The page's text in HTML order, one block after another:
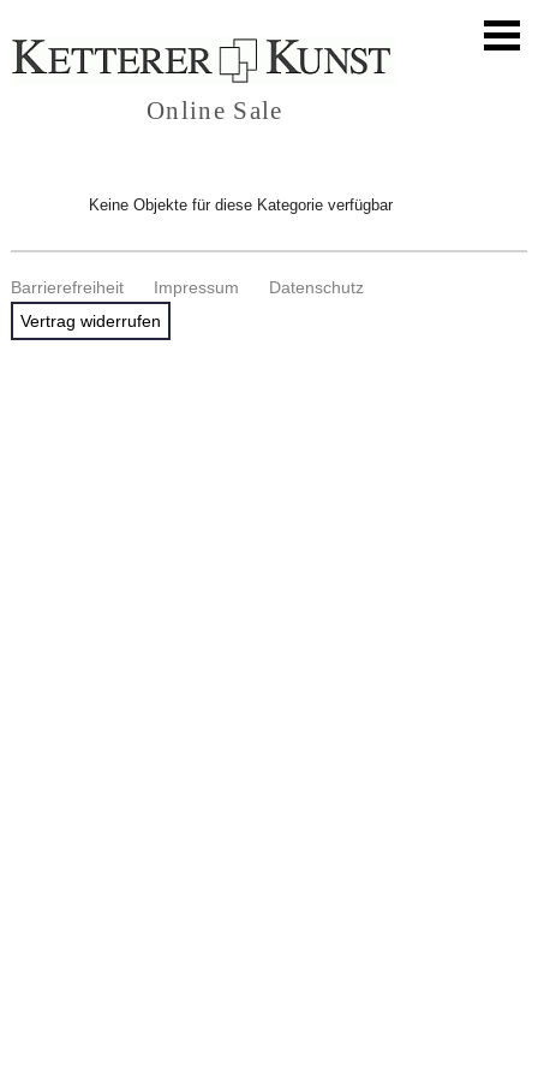
Online Sale
Keine Objekte für diese Kategorie verfügbar
Barrierefreiheit Impressum
Datenschutz
Vertrag widerrufen